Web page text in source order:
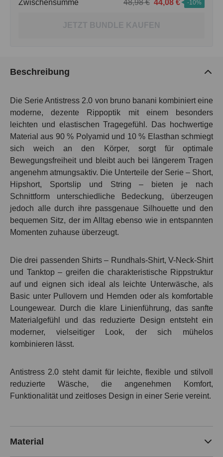
Zwischensumme 48,98 € 44,08 € -10%
JETZT BUNDLE KAUFEN
Beschreibung
Die Serie Antistress 2.0 von bruno banani kombiniert eine
moderne, dezente Rippoptik mit einem besonders
leichten und elastischen Tragegefühl. Das hochwertige
Material aus 90 % Polyamid und 10 % Elasthan schmiegt
sich weich an den Körper, sorgt für optimale
Bewegungsfreiheit und bleibt auch bei längerem Tragen
angenehm atmungsaktiv. Die Unterteile der Serie – Short,
Hipshort, Sportslip und String – bieten je nach
Schnittform unterschiedliche Bedeckung, überzeugen
jedoch alle durch ihre passgenaue Silhouette und den
bequemen Sitz, der im Alltag ebenso wie in entspannten
Momenten zuhause überzeugt.
Die drei passenden Shirts – Rundhals-Shirt, V-Neck-Shirt
und Tanktop – greifen die charakteristische Rippstruktur
auf und eignen sich ideal als leichte Unterwäsche, als
Basic unter Pullovern und Hemden oder als komfortable
Loungewear. Durch die klare Linienführung, das sanfte
Materialgefühl und das reduzierte Design entsteht ein
moderner, vielseitiger Look, der sich mühelos
kombinieren lässt.
Antistress 2.0 steht damit für leichte, flexible und stilvoll
reduzierte Wäsche, die angenehmen Komfort,
Funktionalität und zeitloses Design in einer Serie vereint.
Material